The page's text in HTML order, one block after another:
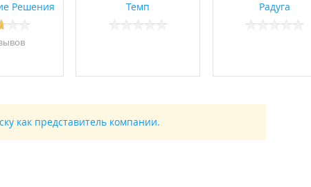
Решения Темп Радуга
как представитель компании.